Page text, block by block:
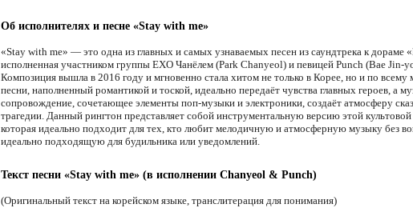
Об исполнителях и песне «Stay with me»
«Stay with me» — это одна из главных и самых узнаваемых песен из саундтрека к дораме
исполненная участником группы EXO Чанёлем (Park Chanyeol) и певицей Punch (Bae Jin-
Композиция вышла в 2016 году и мгновенно стала хитом не только в Корее, но и по всему
песни, наполненный романтикой и тоской, идеально передаёт чувства главных героев, а
сопровождение, сочетающее элементы поп-музыки и электроники, создаёт атмосферу
трагедии. Данный рингтон представляет собой инструментальную версию этой
которая идеально подходит для тех, кто любит мелодичную и атмосферную музыку без
идеально подходящую для будильника или уведомлений.
Текст песни «Stay with me» (в исполнении Chanyeol & Punch)
(Оригинальный текст на корейском языке, транслитерация для понимания)